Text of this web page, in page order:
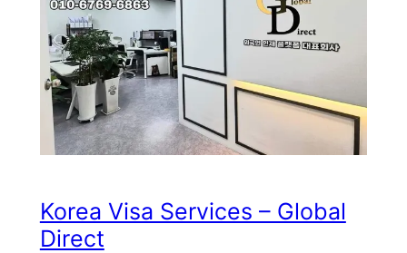
Korea Visa Services – Global
Direct